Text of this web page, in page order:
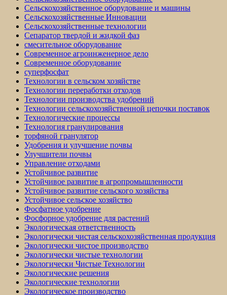
Сельскохозяйственное оборудование и машины
Сельскохозяйственные Инновации
Сельскохозяйственные технологии
Сепаратор твердой и жидкой фаз
смесительное оборудование
Современное агроинженерное дело
Современное оборудование
суперфосфат
Технологии в сельском хозяйстве
Технологии переработки отходов
Технологии производства удобрений
Технологии сельскохозяйственной цепочки поставок
Технологические процессы
Технология гранулирования
торфяной гранулятор
Удобрения и улучшение почвы
Улучшители почвы
Управление отходами
Устойчивое развитие
Устойчивое развитие в агропромышленности
Устойчивое развитие сельского хозяйства
Устойчивое сельское хозяйство
Фосфатное удобрение
Фосфорное удобрение для растений
Экологическая ответственность
Экологически чистая сельскохозяйственная продукция
Экологически чистое производство
Экологически чистые технологии
Экологически Чистые Технологии
Экологические решения
Экологические технологии
Экологическое производство